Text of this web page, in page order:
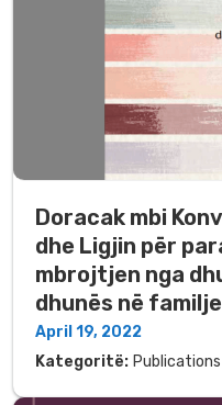
Doracak mbi
dhe Ligjin për
mbrojtjen nga
dhunës në familje
April 19, 2022
Kategoritë: Publications